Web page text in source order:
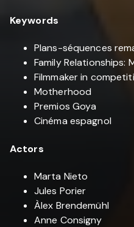
Keywords
Plans-séquences
Family Relationships:
Filmmaker in
Motherhood
Premios Goya
Cinéma espagnol
Actors
Marta Nieto
Jules Porier
Àlex Brendemühl
Anne Consigny